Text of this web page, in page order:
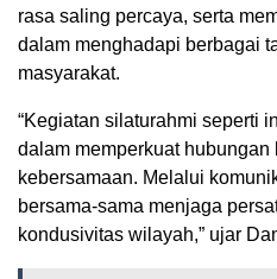
rasa saling percaya, serta
dalam menghadapi berbagai
masyarakat.
“Kegiatan silaturahmi seperti
dalam memperkuat hubungan
kebersamaan. Melalui
bersama-sama menjaga
kondusivitas wilayah,” ujar